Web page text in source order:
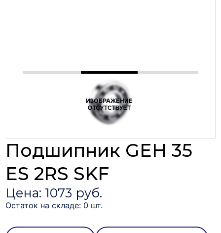
Подшипник GEH 35
ES 2RS SKF
Цена: 1073 руб.
Остаток на складе: 0 шт.